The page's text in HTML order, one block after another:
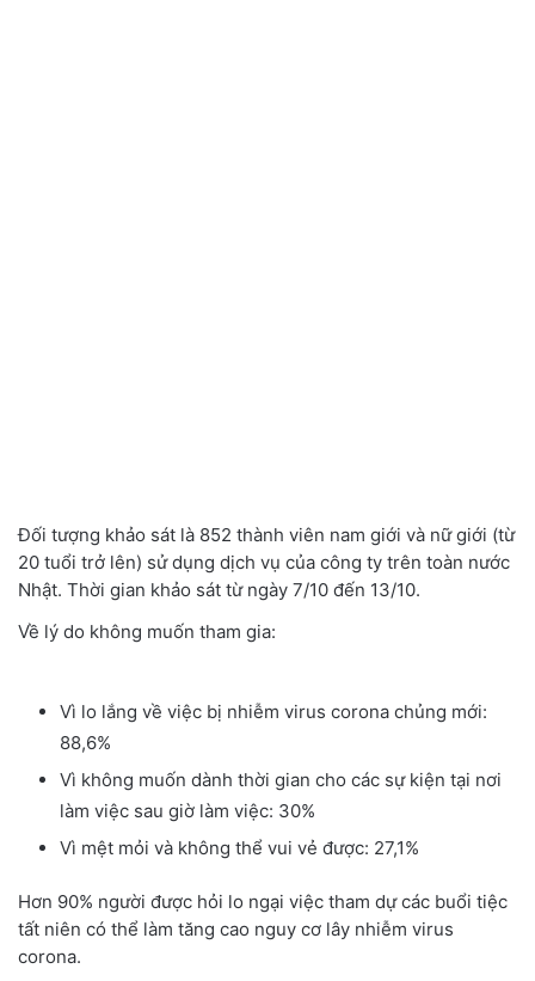
Đối tượng khảo sát là 852 thành viên nam giới và nữ giới (từ
20 tuổi trở lên) sử dụng dịch vụ của công ty trên toàn nước
Nhật. Thời gian khảo sát từ ngày 7/10 đến 13/10.
Về lý do không muốn tham gia:
Vì lo lắng về việc bị nhiễm virus corona chủng mới:
88,6%
Vì không muốn dành thời gian cho các sự kiện tại nơi
làm việc sau giờ làm việc: 30%
Vì mệt mỏi và không thể vui vẻ được: 27,1%
Hơn 90% người được hỏi lo ngại việc tham dự các buổi tiệc
tất niên có thể làm tăng cao nguy cơ lây nhiễm virus
corona.